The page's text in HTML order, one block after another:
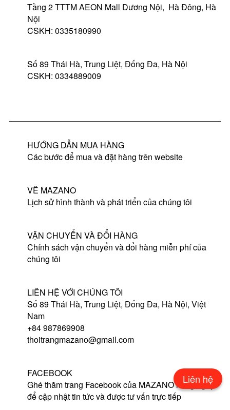
Tầng 2 TTTM AEON Mall Dương Nội, Hà Đông, Hà
Nội
CSKH: 0335180990
Số 89 Thái Hà, Trung Liệt, Đống Đa, Hà Nội
CSKH: 0334889009
HƯỚNG DẪN MUA HÀNG
Các bước để mua và đặt hàng trên website
VỀ MAZANO
Lịch sử hình thành và phát triển của chúng tôi
VẬN CHUYỂN VÀ ĐỔI HÀNG
Chính sách vận chuyển và đổi hàng miễn phí của
chúng tôi
LIÊN HỆ VỚI CHÚNG TÔI
Số 89 Thái Hà, Trung Liệt, Đống Đa, Hà Nội, Việt
Nam
+84 987869908
thoitrangmazano@gmail.com
FACEBOOK
Ghé thăm trang Facebook của MAZANO hàng ngày
để cập nhật tin tức và được tư vấn trực tiếp
Liên hệ